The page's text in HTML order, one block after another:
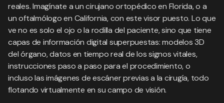
reales. Imagínate a un cirujano ortopédico en Florida, o a
un oftalmólogo en California, con este visor puesto. Lo que
ve no es solo el ojo o la rodilla del paciente, sino que tiene
capas de información digital superpuestas: modelos 3D
del órgano, datos en tiempo real de los signos vitales,
instrucciones paso a paso para el procedimiento, o
incluso las imágenes de escáner previas a la cirugía, todo
flotando virtualmente en su campo de visión.